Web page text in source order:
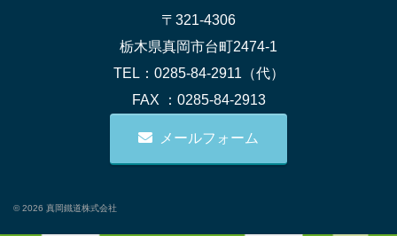
〒321-4306
栃木県真岡市台町2474-1
TEL：0285-84-2911（代）
FAX ：0285-84-2913
メールフォーム
© 2026 真岡鐵道株式会社